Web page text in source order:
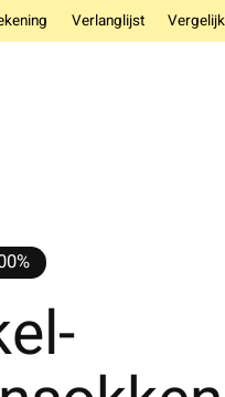
Verlanglijst Vergelijk